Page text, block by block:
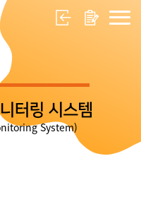
터링 시스템
System)